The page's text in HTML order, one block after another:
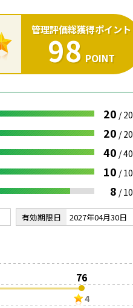
管理評価総獲得ポイント
98 POINT
20 / 20
20 / 20
40 /40
10 / 10
8 / 10
有効期限日 2027年04月30日
76
4